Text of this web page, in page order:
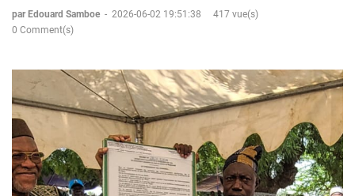
par Edouard Samboe - 2026-06-02 19:51:38
417 vue(s)
0 Comment(s)